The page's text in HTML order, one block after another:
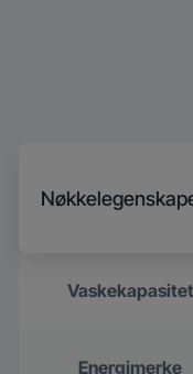
Vaskekapasitet
Energimerke